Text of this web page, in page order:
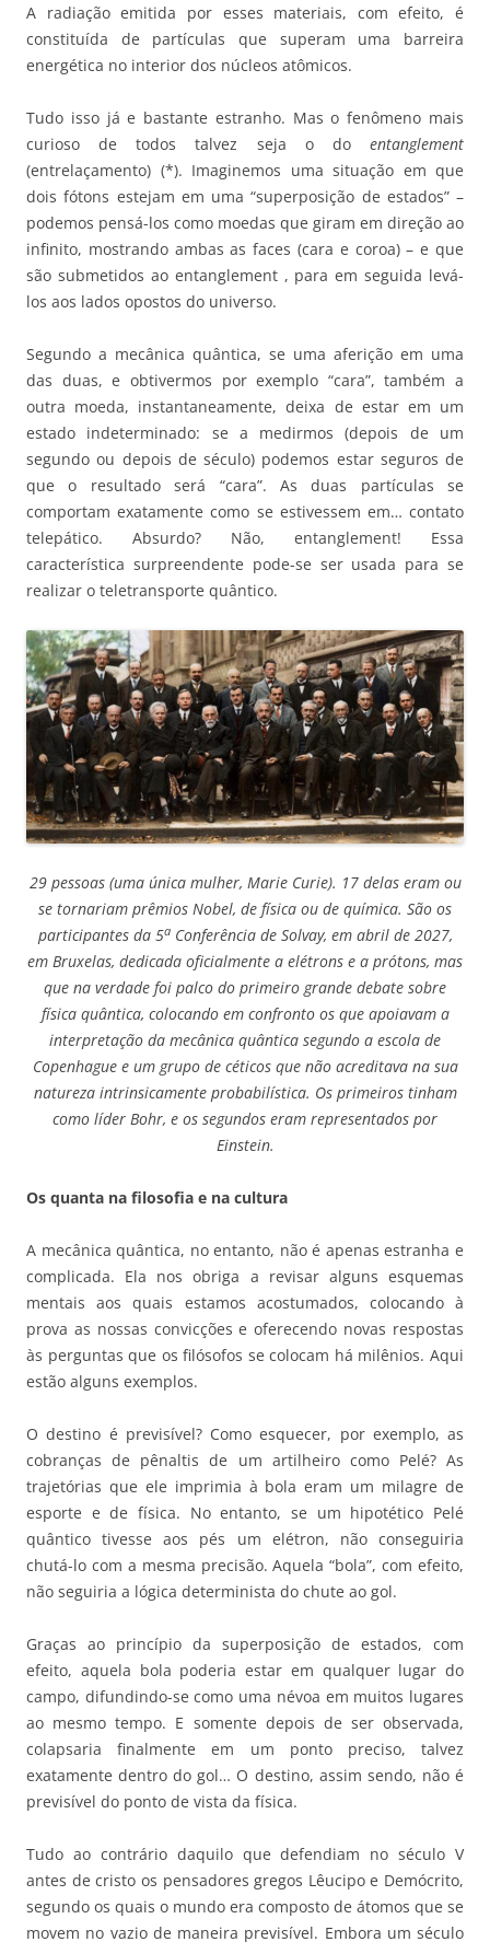
A radiação emitida por esses materiais, com efeito, é
constituída de partículas que superam uma barreira
energética no interior dos núcleos atômicos.
Tudo isso já e bastante estranho. Mas o fenômeno mais
curioso de todos talvez seja o do entanglement
(entrelaçamento) (*). Imaginemos uma situação em que
dois fótons estejam em uma “superposição de estados” –
podemos pensá-los como moedas que giram em direção ao
infinito, mostrando ambas as faces (cara e coroa) – e que
são submetidos ao entanglement , para em seguida levá-
los aos lados opostos do universo.
Segundo a mecânica quântica, se uma aferição em uma
das duas, e obtivermos por exemplo “cara”, também a
outra moeda, instantaneamente, deixa de estar em um
estado indeterminado: se a medirmos (depois de um
segundo ou depois de século) podemos estar seguros de
que o resultado será “cara”. As duas partículas se
comportam exatamente como se estivessem em… contato
telepático. Absurdo? Não, entanglement! Essa
característica surpreendente pode-se ser usada para se
realizar o teletransporte quântico.
29 pessoas (uma única mulher, Marie Curie). 17 delas eram ou
se tornariam prêmios Nobel, de física ou de química. São os
participantes da 5aConferência de Solvay, em abril de 2027,
em Bruxelas, dedicada oficialmente a elétrons e a prótons, mas
que na verdade foi palco do primeiro grande debate sobre
física quântica, colocando em confronto os que apoiavam a
interpretação da mecânica quântica segundo a escola de
Copenhague e um grupo de céticos que não acreditava na sua
natureza intrinsicamente probabilística. Os primeiros tinham
como líder Bohr, e os segundos eram representados por
Einstein.
Os quanta na filosofia e na cultura
A mecânica quântica, no entanto, não é apenas estranha e
complicada. Ela nos obriga a revisar alguns esquemas
mentais aos quais estamos acostumados, colocando à
prova as nossas convicções e oferecendo novas respostas
às perguntas que os filósofos se colocam há milênios. Aqui
estão alguns exemplos.
O destino é previsível? Como esquecer, por exemplo, as
cobranças de pênaltis de um artilheiro como Pelé? As
trajetórias que ele imprimia à bola eram um milagre de
esporte e de física. No entanto, se um hipotético Pelé
quântico tivesse aos pés um elétron, não conseguiria
chutá-lo com a mesma precisão. Aquela “bola”, com efeito,
não seguiria a lógica determinista do chute ao gol.
Graças ao princípio da superposição de estados, com
efeito, aquela bola poderia estar em qualquer lugar do
campo, difundindo-se como uma névoa em muitos lugares
ao mesmo tempo. E somente depois de ser observada,
colapsaria finalmente em um ponto preciso, talvez
exatamente dentro do gol… O destino, assim sendo, não é
previsível do ponto de vista da física.
Tudo ao contrário daquilo que defendiam no século V
antes de cristo os pensadores gregos Lêucipo e Demócrito,
segundo os quais o mundo era composto de átomos que se
movem no vazio de maneira previsível. Embora um século